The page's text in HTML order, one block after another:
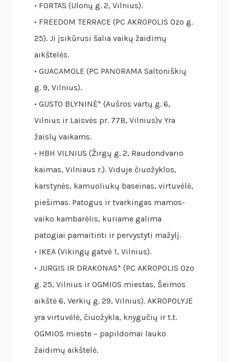
• FORTAS (Ulonų g. 2, Vilnius).
• FREEDOM TERRACE (PC AKROPOLIS Ozo g.
25). Ji įsikūrusi šalia vaikų žaidimų
aikštelės.
• GUACAMOLE (PC PANORAMA Saltoniškių
g. 9, Vilnius).
• GUSTO BLYNINĖ* (Aušros vartų g. 6,
Vilnius ir Laisvės pr. 77B, Vilnius)v Yra
žaislų vaikams.
• HBH VILNIUS (Žirgų g. 2, Raudondvario
kaimas, Vilniaus r.). Viduje čiuožyklos,
karstynės, kamuoliukų baseinas, virtuvėlė,
piešimas. Patogus ir tvarkingas mamos-
vaiko kambarėlis, kuriame galima
patogiai pamaitinti ir pervystyti mažylį.
• IKEA (Vikingų gatvė 1, Vilnius).
• JURGIS IR DRAKONAS* (PC AKROPOLIS Ozo
g. 25, Vilnius ir OGMIOS miestas, Šeimos
aikštė 6, Verkių g. 29, Vilnius). AKROPOLYJE
yra virtuvėlė, čiuožykla, knygučių ir t.t.
OGMIOS mieste – papildomai lauko
žaidimų aikštelė.